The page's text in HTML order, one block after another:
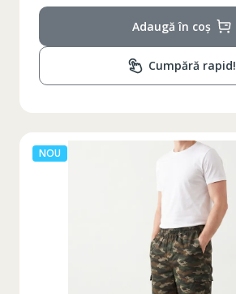
Adaugă în coș
Cumpără rapid!
NOU